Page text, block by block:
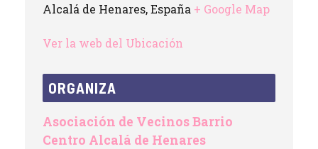
Alcalá de Henares,España + Google Map
Ver la web del Ubicación
ORGANIZA
Asociación de Vecinos Barrio
Centro Alcalá de Henares